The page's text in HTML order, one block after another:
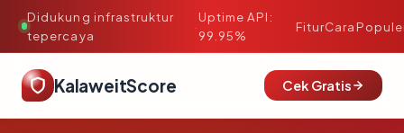
Didukung infrastruktur
tepercaya
·
Uptime API:
99.95%
FiturCara
KalaweitScore Cek Gratis